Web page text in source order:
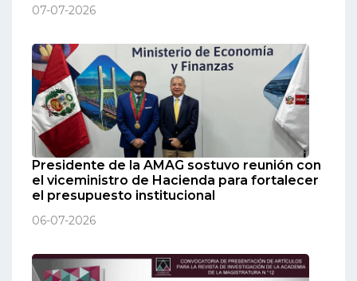
07-07-2026
Presidente de la AMAG sostuvo reunión con
el viceministro de Hacienda para fortalecer
el presupuesto institucional
06-07-2026